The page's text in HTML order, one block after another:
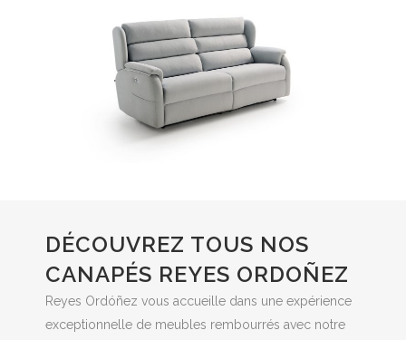
DÉCOUVREZ TOUS NOS
CANAPÉS REYES ORDOÑEZ
Reyes Ordóñez vous accueille dans une expérience
exceptionnelle de meubles rembourrés avec notre